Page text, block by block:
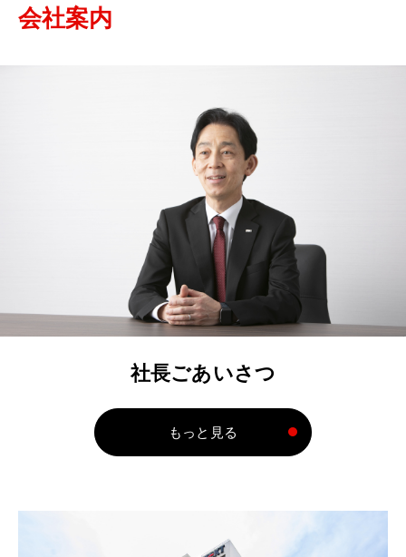
会社案内
社長ごあいさつ
もっと見る